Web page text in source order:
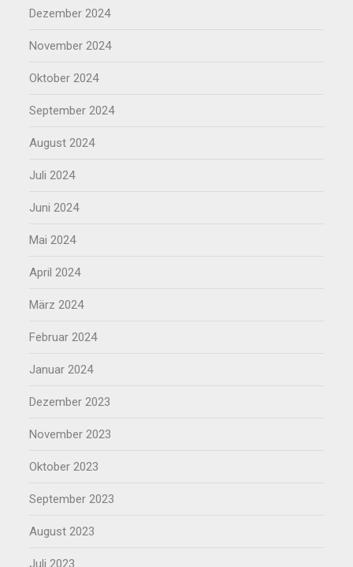
Dezember 2024
November 2024
Oktober 2024
September 2024
August 2024
Juli 2024
Juni 2024
Mai 2024
April 2024
März 2024
Februar 2024
Januar 2024
Dezember 2023
November 2023
Oktober 2023
September 2023
August 2023
Juli 2023